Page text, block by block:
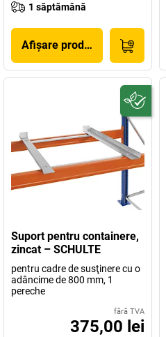
1 săptămână
Afișare produs
Suport pentru containere,
zincat – SCHULTE
pentru cadre de susţinere cu o
adâncime de 800 mm, 1
pereche
fără TVA
375,00 lei